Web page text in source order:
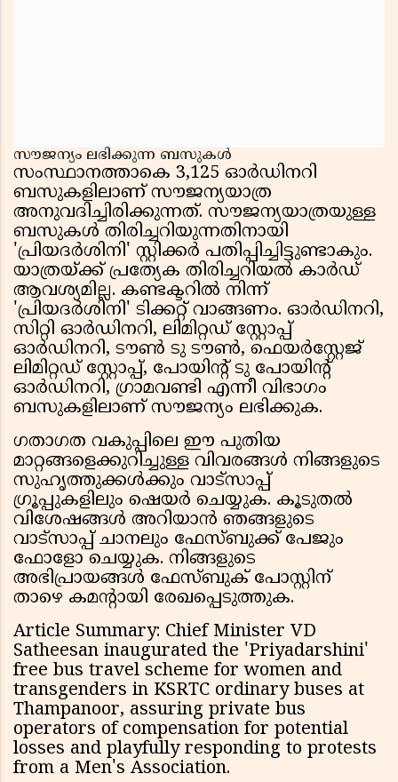
സൗജന്യം ലഭിക്കുന്ന ബസുകൾ
സംസ്ഥാനത്താകെ 3,125 ഓർഡിനറി
ബസുകളിലാണ് സൗജന്യയാത്ര
അനുവദിച്ചിരിക്കുന്നത്. സൗജന്യയാത്രയുള്ള
ബസുകൾ തിരിച്ചറിയുന്നതിനായി
'പ്രിയദർശിനി' സ്റ്റിക്കർ പതിപ്പിച്ചിട്ടുണ്ടാകും.
യാത്രയ്ക്ക് പ്രത്യേക തിരിച്ചറിയൽ കാർഡ്
ആവശ്യമില്ല. കണ്ടക്ടറിൽ നിന്ന്
'പ്രിയദർശിനി' ടിക്കറ്റ് വാങ്ങണം. ഓർഡിനറി,
സിറ്റി ഓർഡിനറി, ലിമിറ്റഡ് സ്റ്റോപ്പ്
ഓർഡിനറി, ടൗൺ ടു ടൗൺ, ഫെയർസ്റ്റേജ്
ലിമിറ്റഡ് സ്റ്റോപ്പ്, പോയിൻ്റ് ടു പോയിൻ്റ്
ഓർഡിനറി, ഗ്രാമവണ്ടി എന്നീ വിഭാഗം
ബസുകളിലാണ് സൗജന്യം ലഭിക്കുക.
ഗതാഗത വകുപ്പിലെ ഈ പുതിയ
മാറ്റങ്ങളെക്കുറിച്ചുള്ള വിവരങ്ങൾ നിങ്ങളുടെ
സുഹൃത്തുക്കൾക്കും വാട്സാപ്പ്
ഗ്രൂപ്പുകളിലും ഷെയർ ചെയ്യുക. കൂടുതൽ
വിശേഷങ്ങൾ അറിയാൻ ഞങ്ങളുടെ
വാട്സാപ്പ് ചാനലും ഫേസ്ബുക്ക് പേജും
ഫോളോ ചെയ്യുക. നിങ്ങളുടെ
അഭിപ്രായങ്ങൾ ഫേസ്ബുക് പോസ്റ്റിന്
താഴെ കമൻ്റായി രേഖപ്പെടുത്തുക.
Article Summary: Chief Minister VD
Satheesan inaugurated the 'Priyadarshini'
free bus travel scheme for women and
transgenders in KSRTC ordinary buses at
Thampanoor, assuring private bus
operators of compensation for potential
losses and playfully responding to protests
from a Men's Association.